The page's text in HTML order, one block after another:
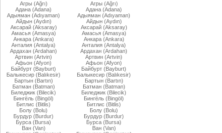
Агры (Ağrı)
Адана (Adana)
Адыяман (Adıyaman)
Айдын (Aydın)
Аксарай (Aksaray)
Амасья (Amasya)
Анкара (Ankara)
Анталия (Antalya)
Ардахан (Ardahan)
Артвин (Artvin)
Афьон (Afyon)
Байбурт (Bayburt)
Балыкесир (Balıkesir)
Бартын (Bartın)
Батман (Batman)
Биледжик (Bilecik)
Бингёль (Bingöl)
Битлис (Bitlis)
Болу (Bolu)
Бурдур (Burdur)
Бурса (Bursa)
Ван (Van)
Агры (Ağrı)
Адана (Adana)
Адыяман (Adıyaman)
Айдын (Aydın)
Аксарай (Aksaray)
Амасья (Amasya)
Анкара (Ankara)
Анталия (Antalya)
Ардахан (Ardahan)
Артвин (Artvin)
Афьон (Afyon)
Байбурт (Bayburt)
Балыкесир (Balıkesir)
Бартын (Bartın)
Батман (Batman)
Биледжик (Bilecik)
Бингёль (Bingöl)
Битлис (Bitlis)
Болу (Bolu)
Бурдур (Burdur)
Бурса (Bursa)
Ван (Van)